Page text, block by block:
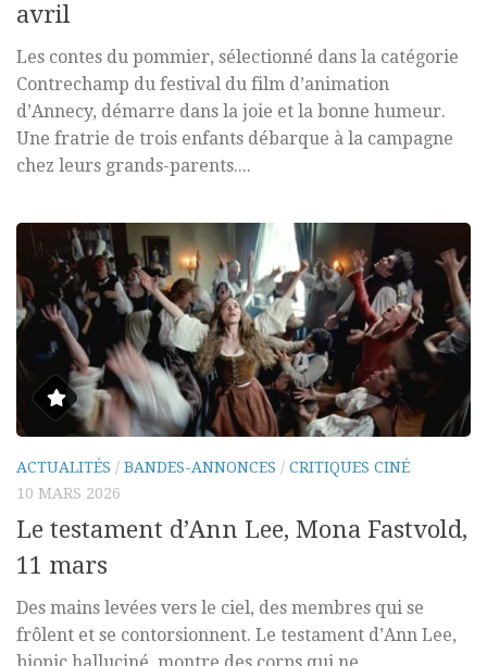
avril
Les contes du pommier, sélectionné dans la catégorie
Contrechamp du festival du film d’animation
d’Annecy, démarre dans la joie et la bonne humeur.
Une fratrie de trois enfants débarque à la campagne
chez leurs grands-parents....
ACTUALITÉS / BANDES-ANNONCES / CRITIQUES CINÉ
10 MARS 2026
Le testament d’Ann Lee, Mona Fastvold,
11 mars
Des mains levées vers le ciel, des membres qui se
frôlent et se contorsionnent. Le testament d’Ann Lee,
biopic halluciné, montre des corps qui ne